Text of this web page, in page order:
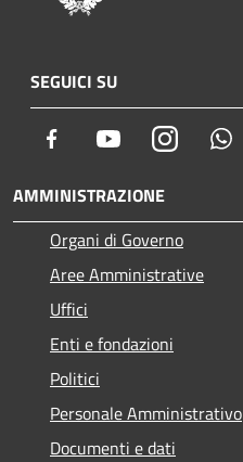
SEGUICI SU
Facebook YoutubeInstagram
AMMINISTRAZIONE
Organi di Governo
Aree Amministrative
Uffici
Enti e fondazioni
Politici
Personale Amministrativo
Documenti e dati